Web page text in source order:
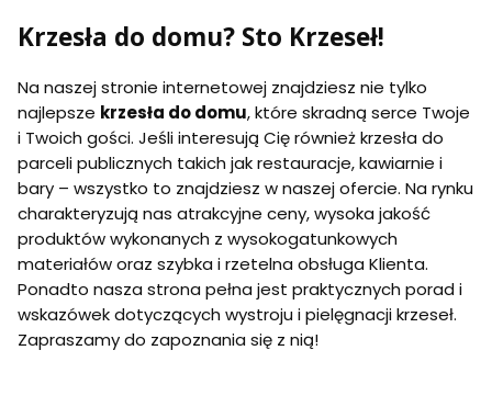
Krzesła do domu? Sto Krzeseł!
Na naszej stronie internetowej znajdziesz nie tylko
najlepsze krzesła do domu, które skradną serce Twoje
i Twoich gości. Jeśli interesują Cię również krzesła do
parceli publicznych takich jak restauracje, kawiarnie i
bary – wszystko to znajdziesz w naszej ofercie. Na rynku
charakteryzują nas atrakcyjne ceny, wysoka jakość
produktów wykonanych z wysokogatunkowych
materiałów oraz szybka i rzetelna obsługa Klienta.
Ponadto nasza strona pełna jest praktycznych porad i
wskazówek dotyczących wystroju i pielęgnacji krzeseł.
Zapraszamy do zapoznania się z nią!